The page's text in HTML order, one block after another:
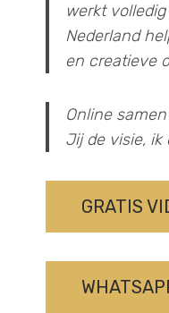
werkt
Nederland
en creatieve
Online
Jij de visie, ik
GRATIS